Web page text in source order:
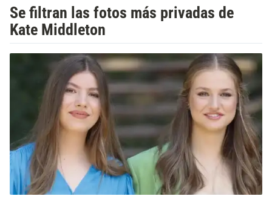
Se filtran las fotos más privadas de
Kate Middleton